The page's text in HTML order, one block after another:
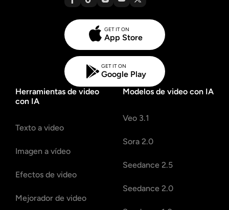
GET IT ON
App Store
GET IT ON
Google Play
Herramientas de video
con IA
Texto a video
Imagen a vídeo
Efectos de video
Mejorador de video
Modelos de video con IA
Veo 3.1
Sora 2.0
Seedance 2.5
Seedance 2.0